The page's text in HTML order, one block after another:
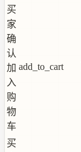
买
家
确
认
加
入
购
物
车
add_to_cart
买